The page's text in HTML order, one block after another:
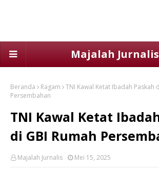
Majalah Jurnalis
Beranda Ragam
TNI Kawal Ketat Ibadah Paskah
Persembahan
TNI Kawal Ketat
di GBI Rumah
Majalah Jurnalis Mei 15, 2025